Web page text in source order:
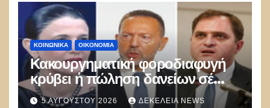
ΚΟΙΝΩΝΙΚΑ ΟΙΚΟΝΟΜΙΑ
Κακουργηματική φοροδιαφυγή
κρύβει ἡ πώληση δανείων σέ
funds
5 ΑΥΓΟΎΣΤΟΥ 2026 ΔΕΚΈΛΕΙΑ NEWS